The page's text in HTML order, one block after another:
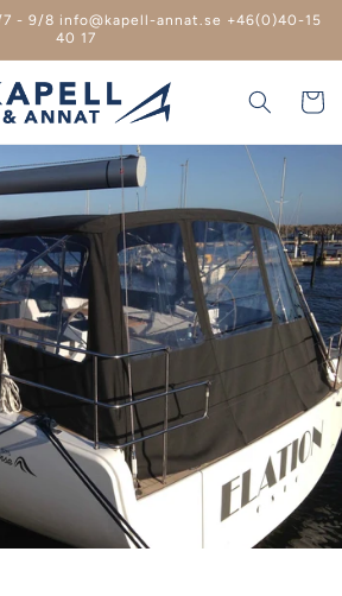
7 - 9/8 info@kapell-annat.se +46(0)40-15
40 17